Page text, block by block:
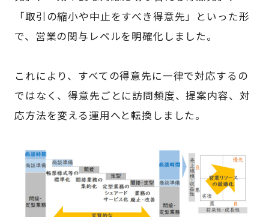
「取引の縮小や中止をすべき得意先」といった形
で、営業の関与レベルを明確化しました。
これにより、すべての得意先に一律で対応するの
ではなく、得意先ごとに訪問頻度、提案内容、対
応方法を変える運用へと転換しました。